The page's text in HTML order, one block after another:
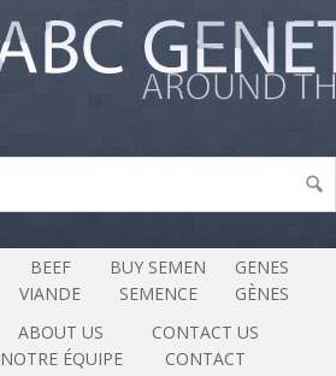
BEEF
VIANDE
BUY SEMEN
SEMENCE
GENES
GÈNES
ABOUT US
NOTRE ÉQUIPE
CONTACT US
CONTACT